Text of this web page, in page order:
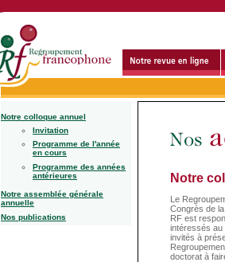
Notre colloque annuel
Invitation
Programme de l'année
en cours
Programme des années
antérieures
Notre assemblée générale
annuelle
Nos publications
Notre
Le
Congrès de
RF est
intéressés au
invités à
doctorat à